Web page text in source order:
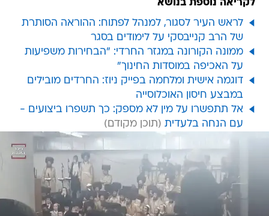
לקריאה נוספת בנושא
לראש העיר לסגור, למנהל לפתוח: ההוראה הסותרת
של הרב קנייבסקי על לימודים בסגר
ממונה הקורונה במגזר החרדי: "הבחירות משפיעות
על האכיפה במוסדות החינוך"
דוגמה אישית ומלחמה בפייק ניוז: החרדים מובילים
במבצע חיסון האוכלוסייה
אל תתפשרו על מין לא מספק: כך תשפרו ביצועים -
עם הנחה בלעדית